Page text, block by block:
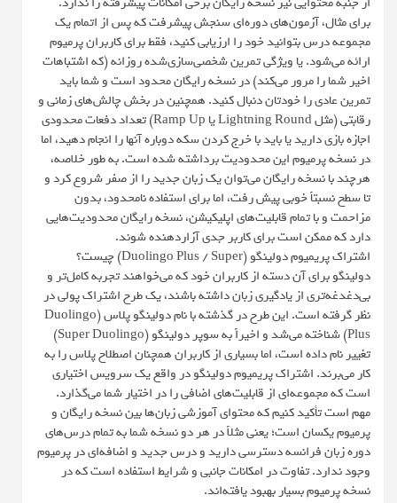
برای مثال، آزمون‌های دوره‌ای سنجش پیشرفت که پس از اتمام یک
مجموعه درس بتوانید خود را ارزیابی کنید، فقط برای کاربران پرمیوم
ارائه می‌شود. یا ویژگی تمرین شخصی‌سازی‌شده روزانه (که اشتباهات
اخیر شما را مرور می‌کند) در نسخه رایگان محدود است و شما باید
تمرین عادی را خودتان دنبال کنید. همچنین در بخش چالش‌های زمانی و
رقابتی (مثل Lightning Round یا Ramp Up) تعداد دفعات محدودی
اجازه بازی دارید یا باید با خرج کردن سکه دوباره آنها را انجام دهید، اما
در نسخه پرمیوم این محدودیت برداشته شده است. به طور خلاصه،
هرچند با نسخه رایگان می‌توان یک زبان جدید را از صفر شروع کرد و
تا سطح نسبتاً خوبی پیش رفت، اما برای استفاده نامحدود، بدون
مزاحمت و با تمام قابلیت‌های اپلیکیشن، نسخه رایگان محدودیت‌هایی
دارد که ممکن است برای کاربر جدی آزاردهنده شوند.
اشتراک پریمیوم دولینگو (Duolingo Plus / Super) چیست؟
دولینگو برای آن دسته از کاربران خود که می‌خواهند تجربه کامل‌تر و
بی‌دغدغه‌تری از یادگیری زبان داشته باشند، یک طرح اشتراک پولی در
نظر گرفته است. این طرح در گذشته با نام دولینگو پلاس (Duolingo
Plus) شناخته می‌شد و اخیراً به سوپر دولینگو (Super Duolingo)
تغییر نام داده است، اما بسیاری از کاربران همچنان اصطلاح پلاس را به
کار می‌برند. اشتراک پریمیوم دولینگو در واقع یک سرویس اختیاری
است که مجموعه‌ای از قابلیت‌های اضافی را در اختیار شما می‌گذارد.
مهم است تأکید کنیم که محتوای آموزشی زبان‌ها بین نسخه رایگان و
پرمیوم یکسان است؛ یعنی مثلاً در هر دو نسخه شما به تمام درس‌های
دوره زبان فرانسه دسترسی دارید و درس جدید و اضافه‌ای در پرمیوم
وجود ندارد. تفاوت در امکانات جانبی و شرایط استفاده است که در
نسخه پرمیوم بسیار بهبود یافته‌اند.